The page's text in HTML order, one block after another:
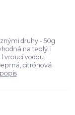
druhy - 50g
na teplý i
vroucí vodou.
citrónová